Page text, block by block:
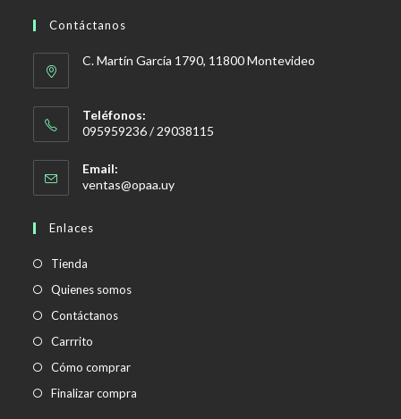
Contáctanos
C. Martín García 1790, 11800 Montevideo
Teléfonos:
095959236 / 29038115
Email:
ventas@opaa.uySe
Enlaces
Tienda
Quienes somos
Contáctanos
Carrrito
Cómo comprar
Finalizar compra